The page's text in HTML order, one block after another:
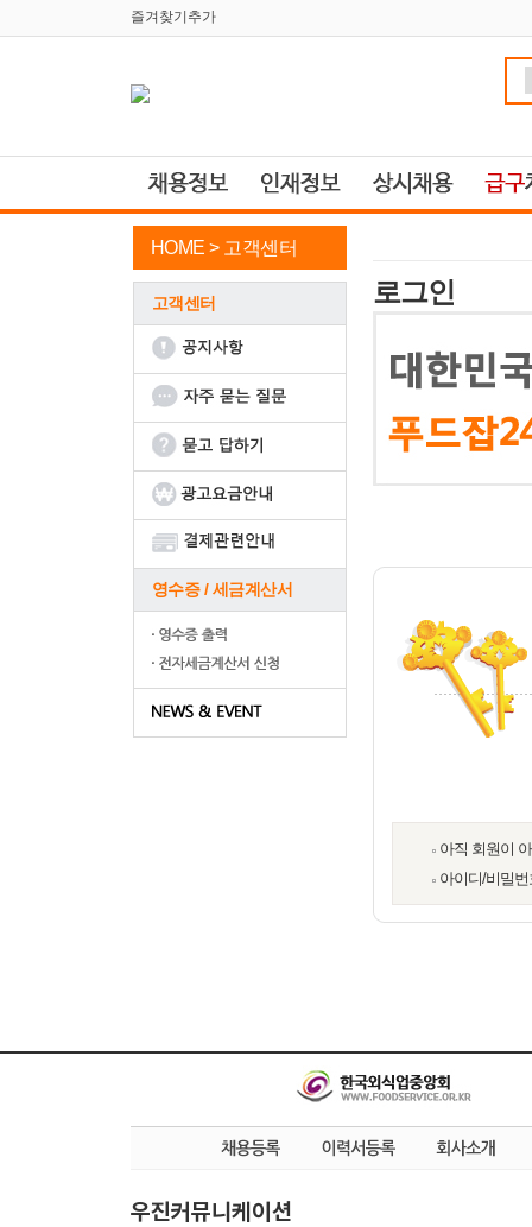
즐겨찾기추가
HOME > 고객센터
고객센터
영수증 / 세금계산서
로그인
아직 회원이
아이디/비밀
우진커뮤니케이션